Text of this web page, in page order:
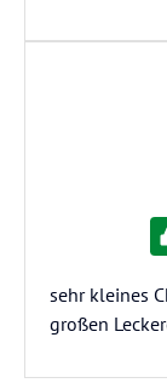
sehr kleines
großen